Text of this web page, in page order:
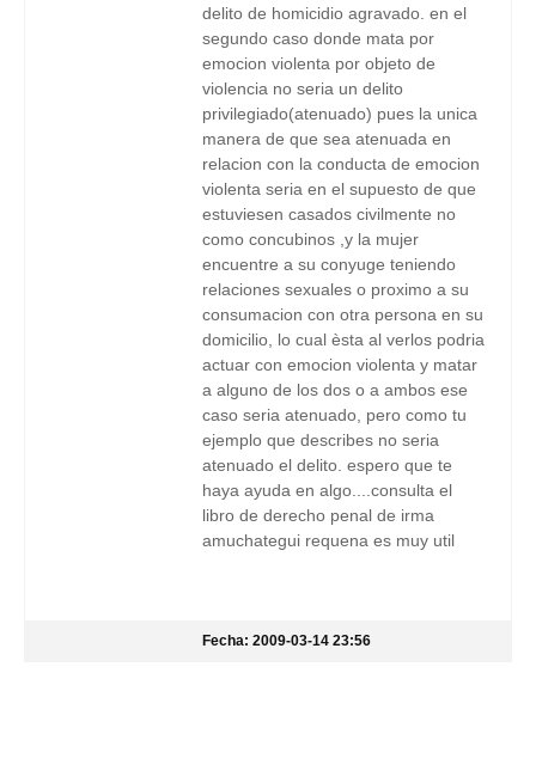
delito de homicidio agravado. en el
segundo caso donde mata por
emocion violenta por objeto de
violencia no seria un delito
privilegiado(atenuado) pues la unica
manera de que sea atenuada en
relacion con la conducta de emocion
violenta seria en el supuesto de que
estuviesen casados civilmente no
como concubinos ,y la mujer
encuentre a su conyuge teniendo
relaciones sexuales o proximo a su
consumacion con otra persona en su
domicilio, lo cual èsta al verlos podria
actuar con emocion violenta y matar
a alguno de los dos o a ambos ese
caso seria atenuado, pero como tu
ejemplo que describes no seria
atenuado el delito. espero que te
haya ayuda en algo....consulta el
libro de derecho penal de irma
amuchategui requena es muy util
Fecha: 2009-03-14 23:56